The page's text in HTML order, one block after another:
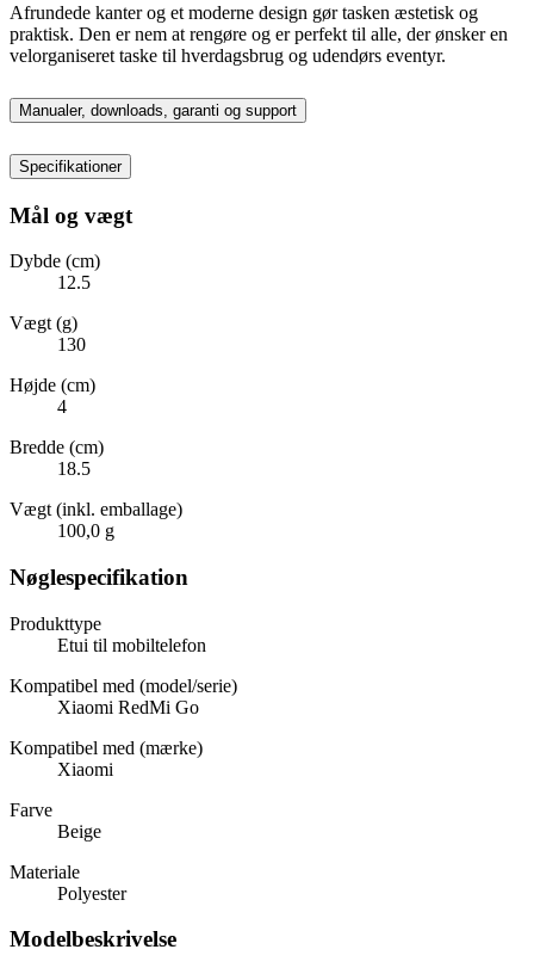
Afrundede kanter og et moderne design gør tasken æstetisk og
praktisk. Den er nem at rengøre og er perfekt til alle, der ønsker en
velorganiseret taske til hverdagsbrug og udendørs eventyr.
Manualer, downloads, garanti og support
Specifikationer
Mål og vægt
Dybde (cm)
12.5
Vægt (g)
130
Højde (cm)
4
Bredde (cm)
18.5
Vægt (inkl. emballage)
100,0 g
Nøglespecifikation
Produkttype
Etui til mobiltelefon
Kompatibel med (model/serie)
Xiaomi RedMi Go
Kompatibel med (mærke)
Xiaomi
Farve
Beige
Materiale
Polyester
Modelbeskrivelse